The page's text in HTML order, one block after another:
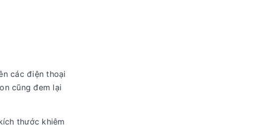
các điện thoại
cũng đem lại
thước khiêm